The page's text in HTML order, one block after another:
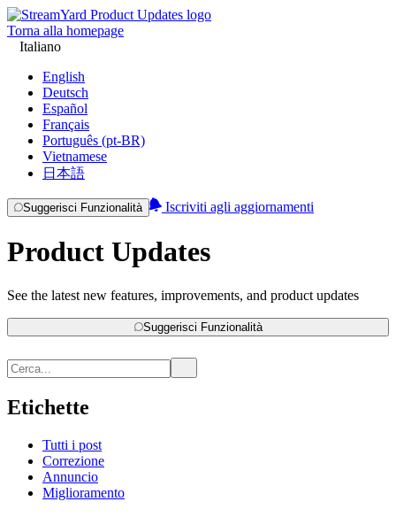
Torna alla homepage
Italiano
English
Deutsch
Español
Français
Português (pt-BR)
Vietnamese
日本語
Suggerisci Funzionalità Iscriviti agli aggiornamenti
Product Updates
See the latest new features, improvements, and product updates
Suggerisci Funzionalità
Etichette
Tutti i post
Correzione
Annuncio
Miglioramento